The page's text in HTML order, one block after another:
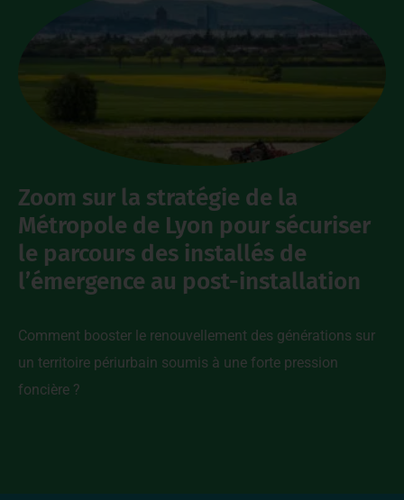
Zoom sur la stratégie de la
Métropole de Lyon pour sécuriser
le parcours des installés de
l’émergence au post-installation
Comment booster le renouvellement des générations sur
un territoire périurbain soumis à une forte pression
foncière ?